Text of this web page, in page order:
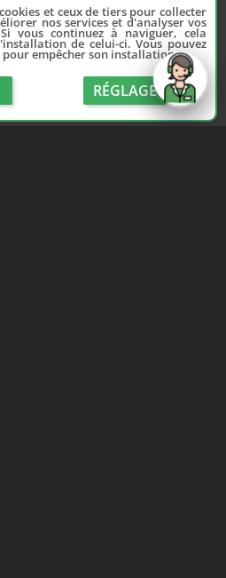
et ceux de tiers pour collecter
nos services et d'analyser vos
vous continuez à naviguer, cela
de celui-ci. Vous pouvez
empêcher son installation.
RÉGLAGE